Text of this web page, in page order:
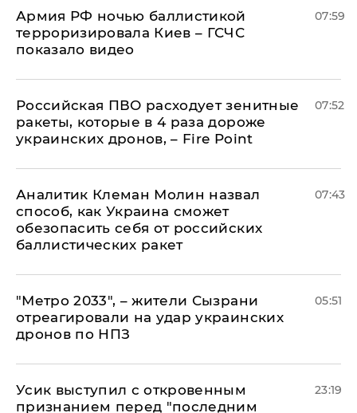
Армия РФ ночью баллистикой
терроризировала Киев – ГСЧС
показало видео
07:59
Российская ПВО расходует зенитные
ракеты, которые в 4 раза дороже
украинских дронов, – Fire Point
07:52
Аналитик Клеман Молин назвал
способ, как Украина сможет
обезопасить себя от российских
баллистических ракет
07:43
"Метро 2033", – жители Сызрани
отреагировали на удар украинских
дронов по НПЗ
05:51
Усик выступил с откровенным
признанием перед "последним
23:19